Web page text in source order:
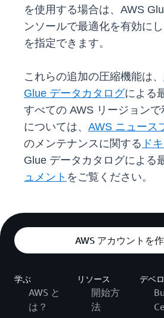
を使用する場合は、AWS
ンソールで最適化を有効に
を指定できます。
これらの追加の圧縮機能は、
Glue データカタログによる
すべての AWS リージョン
については、 AWS ニュース
のメンテナンスに関する ド
Glue データカタログによる
ュメント をご覧ください。
AWS アカウントを
学ぶ
AWS と
は？
リソース
開始方
法
デベ